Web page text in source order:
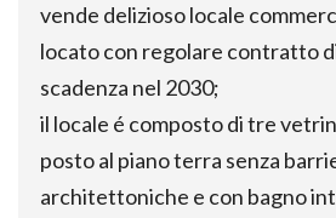
vende delizioso locale
locato con regolare contratto
scadenza nel 2030;
il locale é composto di tre
posto al piano terra senza
architettoniche e con bagno